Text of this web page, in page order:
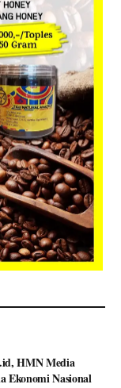
HMN Media
Ekonomi Nasional